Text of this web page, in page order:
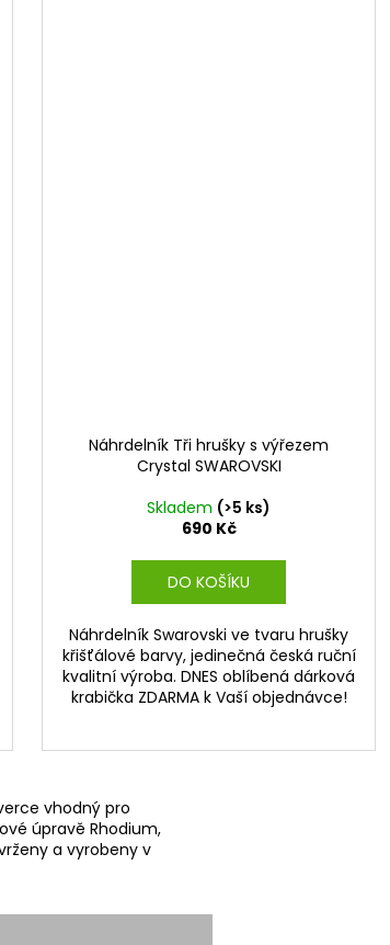
Náhrdelník Tři hrušky s výřezem
Crystal SWAROVSKI
Skladem (>5 ks)
690 Kč
DO KOŠÍKU
Náhrdelník Swarovski ve tvaru hrušky
křišťálové barvy, jedinečná česká ruční
kvalitní výroba. DNES oblíbená dárková
krabička ZDARMA k Vaší objednávce!
vhodný pro
úpravě Rhodium,
a vyrobeny v